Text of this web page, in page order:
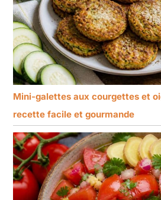
Mini-galettes aux courgettes et
recette facile et gourmande